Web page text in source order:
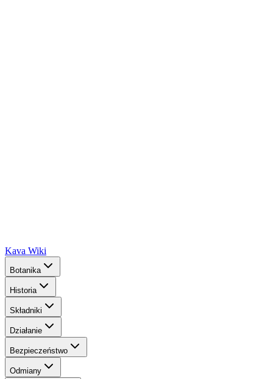
Kava Wiki
Botanika
Historia
Składniki
Działanie
Bezpieczeństwo
Odmiany